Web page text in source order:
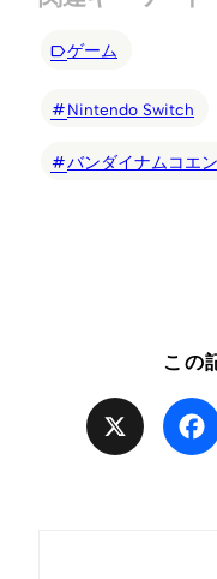
ゲーム
Nintendo Switch
バンダイナムコエ
この